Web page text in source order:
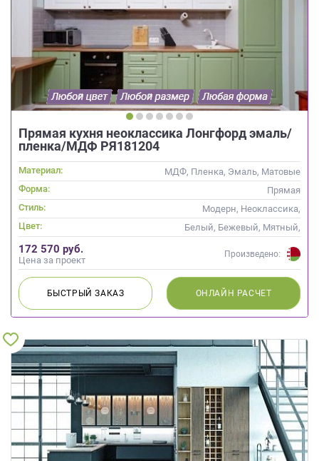
Прямая кухня неоклассика Лонгфорд эмаль/
пленка/МДФ РЯ181204
Материал:
МДФ, Пленка, Эмаль, Матовые
Форма:
Прямая
Стиль:
Модерн, Неоклассика,
Скандинавский
Цвет:
Белый, Бежевый, Мятный,
Оливковый, Салатовый,
Бирюзовый
172 570 руб.
Цена за проект
Произведено:
БЫСТРЫЙЗАКАЗ ОНЛАЙН РАСЧЕТ